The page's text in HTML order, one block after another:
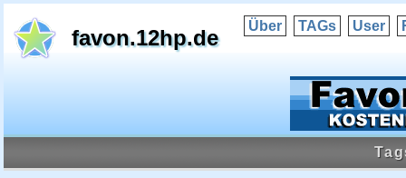
favon.12hp.de Über TAGs User